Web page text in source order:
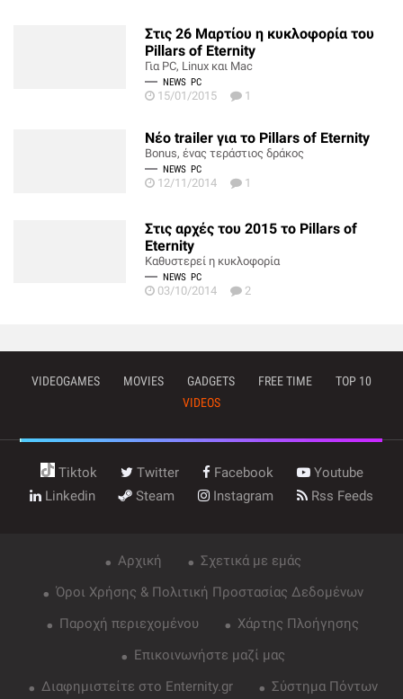
Στις 26 Μαρτίου η κυκλοφορία του
Pillars of Eternity
Για PC, Linux και Mac
NEWS PC
15/01/2015 1
Νέο trailer για το Pillars of Eternity
Bonus, ένας τεράστιος δράκος
NEWS PC
12/11/2014 1
Στις αρχές του 2015 το Pillars of
Eternity
Καθυστερεί η κυκλοφορία
NEWS PC
03/10/2014 2
VIDEOGAMES MOVIES GADGETS FREE TIME
TOP 10
VIDEOS
Tiktok Twitter Facebook
Youtube
Linkedin
Steam Instagram Rss Feeds
Αρχική
Σχετικά με εμάς
Όροι Χρήσης & Πολιτική Προστασίας Δεδομένων
Παροχή περιεχομένου
Χάρτης Πλοήγησης
Επικοινωνήστε μαζί μας
Διαφημιστείτε στο Enternity.gr
Σύστημα Πόντων